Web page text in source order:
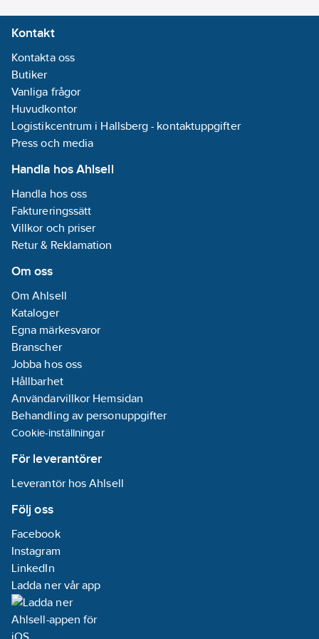
Kontakt
Kontakta oss
Butiker
Vanliga frågor
Huvudkontor
Logistikcentrum i Hallsberg - kontaktuppgifter
Press och media
Handla hos Ahlsell
Handla hos oss
Faktureringssätt
Villkor och priser
Retur & Reklamation
Om oss
Om Ahlsell
Kataloger
Egna märkesvaror
Branscher
Jobba hos oss
Hållbarhet
Användarvillkor Hemsidan
Behandling av personuppgifter
Cookie-inställningar
För leverantörer
Leverantör hos Ahlsell
Följ oss
Facebook
Instagram
LinkedIn
Ladda ner vår app